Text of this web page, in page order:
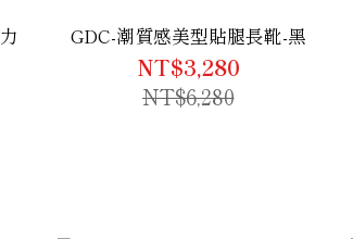
GDC-潮質感美型貼腿長靴-黑
NT$3,280
NT$6,280